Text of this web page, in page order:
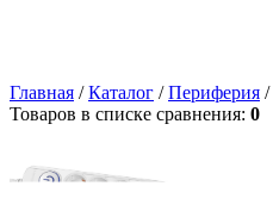
Главная /Каталог /Периферия /
Товаров в списке сравнения: 0